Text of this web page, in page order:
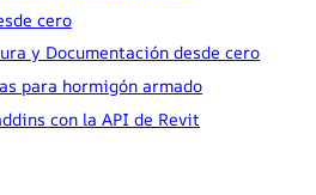
cero
y Documentación desde cero
para hormigón armado
con la API de Revit